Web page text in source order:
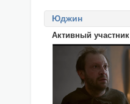
Юджин
Активный участник